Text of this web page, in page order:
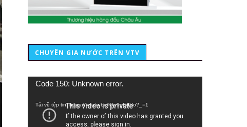
CHUYÊN GIA NƯỚC TRÊN VTV
Trình
Code 150: Unknown error.
Tải về tệp tin: https://youtu.be/lCiy9qEdklo?_=1